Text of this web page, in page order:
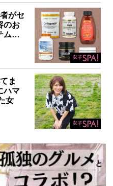
がセ
のお
ム…
ま
ハマ
女